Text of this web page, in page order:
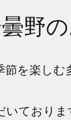
野
節を楽し
いておりま